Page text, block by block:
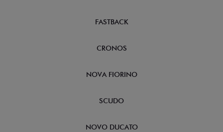
FASTBACK
CRONOS
NOVA FIORINO
SCUDO
NOVO DUCATO